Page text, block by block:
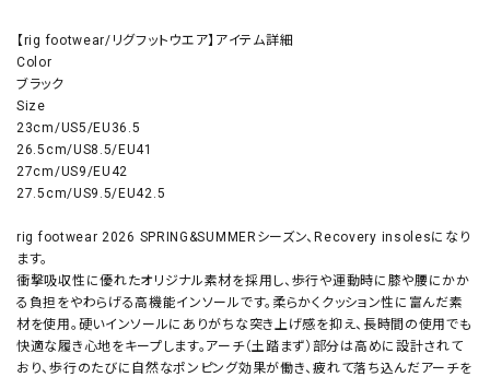
【rig footwear/リグフットウエア】アイテム詳細
Color
ブラック
Size
23cm/US5/EU36.5
26.5cm/US8.5/EU41
27cm/US9/EU42
27.5cm/US9.5/EU42.5
rig footwear 2026 SPRING&SUMMERシーズン、Recovery insolesになり
ます。
衝撃吸収性に優れたオリジナル素材を採用し、歩行や運動時に膝や腰にかか
る負担をやわらげる高機能インソールです。柔らかくクッション性に富んだ素
材を使用。硬いインソールにありがちな突き上げ感を抑え、長時間の使用でも
快適な履き心地をキープします。アーチ（土踏まず）部分は高めに設計されて
おり、歩行のたびに自然なポンピング効果が働き、疲れて落ち込んだアーチを